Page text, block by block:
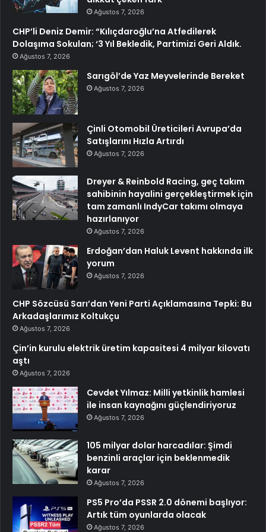
Ağustos 7, 2026
CHP’li Deniz Demir: “Kılıçdaroğlu’na Atfedilerek
Dolaşıma Sokulan; ‘3 Yıl Bekledik, Partimizi Geri Aldık.
Ağustos 7, 2026
Sarıgöl’de Yaz Meyvelerinde Bereket
Ağustos 7, 2026
Çinli Otomobil Üreticileri Avrupa’da
Satışlarını Hızla Artırdı
Ağustos 7, 2026
Dreyer & Reinbold Racing, geç takım
sahibinin hayalini gerçekleştirmek için
tam zamanlı IndyCar takımı olmaya
hazırlanıyor
Ağustos 7, 2026
Erdoğan’dan Haluk Levent hakkında ilk
yorum
Ağustos 7, 2026
CHP Sözcüsü Sarı’dan Yeni Parti Açıklamasına Tepki: Bu
Arkadaşlarımız Koltukçu
Ağustos 7, 2026
Çin’in kurulu elektrik üretim kapasitesi 4 milyar kilovatı
aştı
Ağustos 7, 2026
Cevdet Yılmaz: Milli yetkinlik hamlesi
ile insan kaynağını güçlendiriyoruz
Ağustos 7, 2026
105 milyar dolar harcadılar: Şimdi
benzinli araçlar için beklenmedik
karar
Ağustos 7, 2026
PS5 Pro’da PSSR 2.0 dönemi başlıyor:
Artık tüm oyunlarda olacak
Ağustos 7, 2026